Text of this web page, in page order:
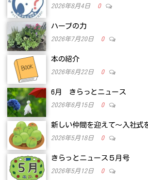
2026年8月4日 0
ハーブの力
2026年7月20日 0
本の紹介
2026年6月22日 0
6月 きらっとニュース
2026年6月15日 0
新しい仲間を迎えて～入社式
2026年5月18日 0
きらっとニュース５月号
2026年5月12日 0